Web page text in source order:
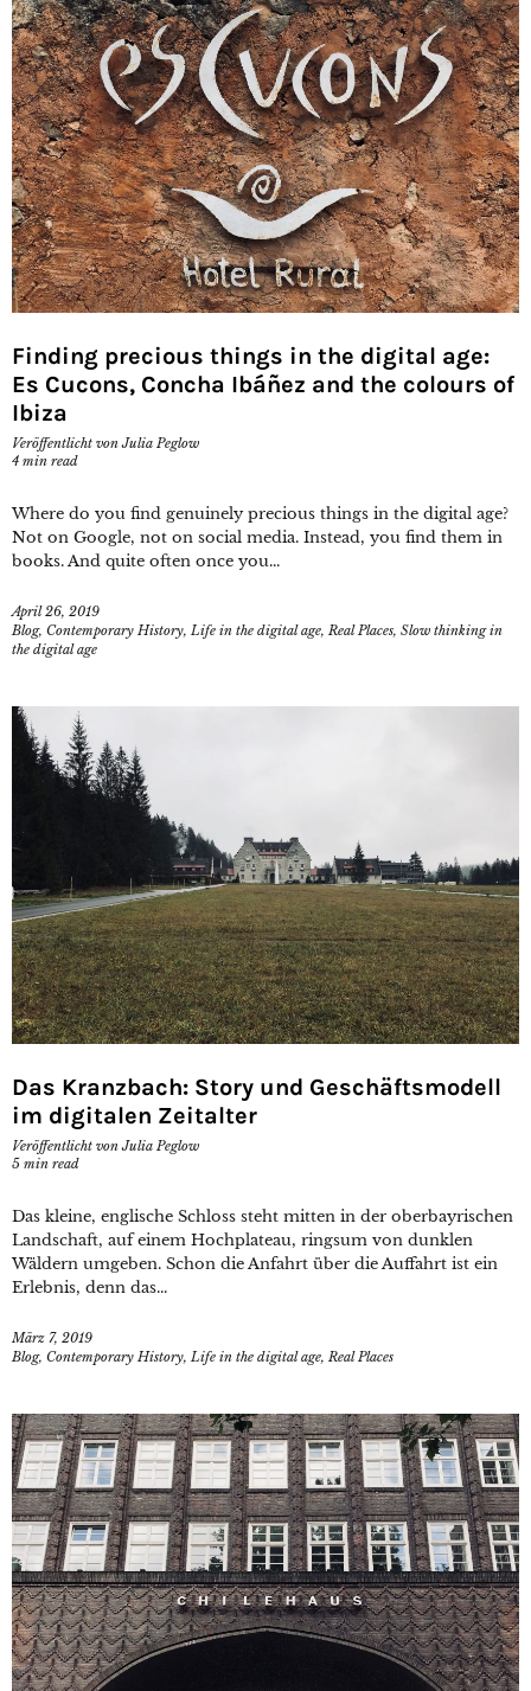
Finding precious things in the digital age:
Es Cucons, Concha Ibáñez and the colours of
Ibiza
Veröffentlicht vonJulia Peglow
4 min read
Where do you find genuinely precious things in the digital age?
Not on Google, not on social media. Instead, you find them in
books. And quite often once you...
April 26, 2019
Blog, Contemporary History, Life in the digital age, Real Places, Slow thinking in
the digital age
Das Kranzbach: Story und Geschäftsmodell
im digitalen Zeitalter
Veröffentlicht vonJulia Peglow
5 min read
Das kleine, englische Schloss steht mitten in der oberbayrischen
Landschaft, auf einem Hochplateau, ringsum von dunklen
Wäldern umgeben. Schon die Anfahrt über die Auffahrt ist ein
Erlebnis, denn das...
März 7, 2019
Blog, Contemporary History, Life in the digital age, Real Places